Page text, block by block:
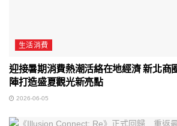
生活消費
迎接暑期消費熱潮活絡在地經濟 新北商
陣打造盛夏觀光新亮點
2026-06-05